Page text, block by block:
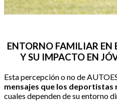
ENTORNO FAMILIAR EN
Y SU IMPACTO EN
Esta percepción o no de
mensajes que los deportistas
cuales dependen de su entorno